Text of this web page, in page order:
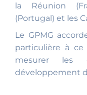
la Réunion
(Portugal) et les
Le GPMG
particulière à
mesurer les
développement